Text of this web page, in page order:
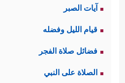
آيات الصبر
قيام الليل وفضله
فضائل صلاة الفجر
الصلاة على النبي